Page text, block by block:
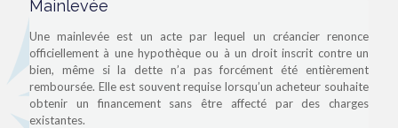
Mainlevée
Une mainlevée est un acte par lequel un créancier renonce
officiellement à une hypothèque ou à un droit inscrit contre un
bien, même si la dette n’a pas forcément été entièrement
remboursée. Elle est souvent requise lorsqu’un acheteur souhaite
obtenir un financement sans être affecté par des charges
existantes.